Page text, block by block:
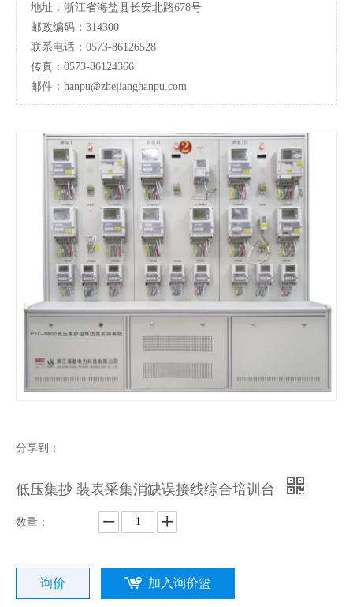
地址：浙江省海盐县长安北路678号
邮政编码：314300
联系电话：0573-86126528
传真：0573-86124366
邮件：hanpu@zhejianghanpu.com
分享到：
低压集抄 装表采集消缺误接线综合培训台
数量：
询价 加入询价篮